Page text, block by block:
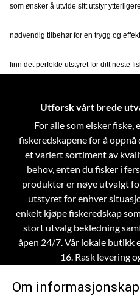
som ønsker å utvide sitt utstyr
nødvendig tilbehør for en trygg og
finn det perfekte utstyret for ditt neste
Utforsk vårt brede
For alle som elsker fiske,
fiskeredskapene for å
et variert sortiment av
behov, enten du fisker i
produkter er nøye utvalgt
utstyret for enhver
enkelt kjøpe fiskeredskap
stort utvalg bekledning
åpen 24/7. Vår lokale butikk
16. Rask levering
Om